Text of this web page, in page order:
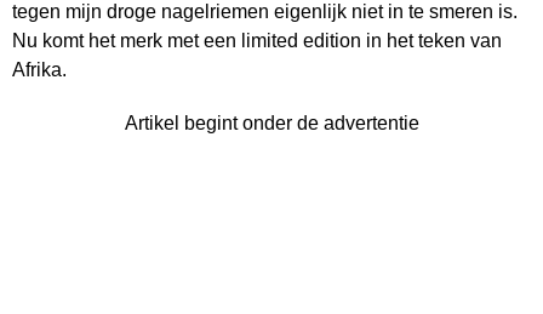
tegen mijn droge nagelriemen eigenlijk niet in te smeren is.
Nu komt het merk met een limited edition in het teken van
Afrika.
Artikel begint onder de advertentie